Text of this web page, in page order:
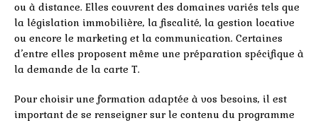
ou à distance. Elles couvrent des domaines variés tels que
la législation immobilière, la fiscalité, la gestion locative
ou encore le marketing et la communication. Certaines
d’entre elles proposent même une préparation spécifique à
la demande de la carte T.
Pour choisir une formation adaptée à vos besoins, il est
important de se renseigner sur le contenu du programme